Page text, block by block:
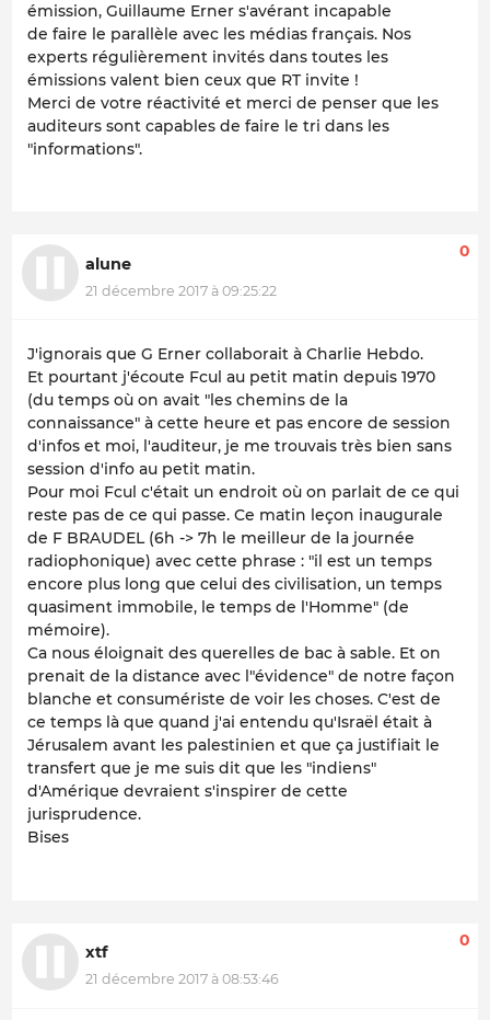
émission, Guillaume Erner s'avérant incapable
de faire le parallèle avec les médias français. Nos
experts régulièrement invités dans toutes les
émissions valent bien ceux que RT invite !
Merci de votre réactivité et merci de penser que les
auditeurs sont capables de faire le tri dans les
"informations".
alune
21 décembre 2017 à 09:25:22
0
J'ignorais que G Erner collaborait à Charlie Hebdo.
Et pourtant j'écoute Fcul au petit matin depuis 1970
(du temps où on avait "les chemins de la
connaissance" à cette heure et pas encore de session
d'infos et moi, l'auditeur, je me trouvais très bien sans
session d'info au petit matin.
Pour moi Fcul c'était un endroit où on parlait de ce qui
reste pas de ce qui passe. Ce matin leçon inaugurale
de F BRAUDEL (6h -> 7h le meilleur de la journée
radiophonique) avec cette phrase : "il est un temps
encore plus long que celui des civilisation, un temps
quasiment immobile, le temps de l'Homme" (de
mémoire).
Ca nous éloignait des querelles de bac à sable. Et on
prenait de la distance avec l"évidence" de notre façon
blanche et consumériste de voir les choses. C'est de
ce temps là que quand j'ai entendu qu'Israël était à
Jérusalem avant les palestinien et que ça justifiait le
transfert que je me suis dit que les "indiens"
d'Amérique devraient s'inspirer de cette
jurisprudence.
Bises
xtf
21 décembre 2017 à 08:53:46
0